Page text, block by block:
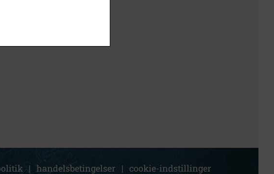
| handelsbetingelser | cookie-indstillinger